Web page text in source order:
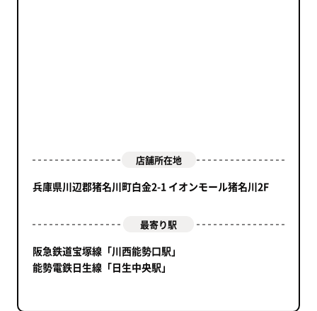
店舗所在地
兵庫県川辺郡猪名川町白金2-1 イオンモール猪名川2F
最寄り駅
阪急鉄道宝塚線「川西能勢口駅」
能勢電鉄日生線「日生中央駅」